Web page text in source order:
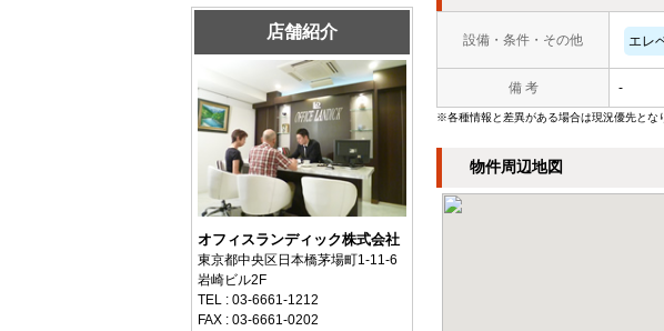
設備・条件・その他 エレ
備 考 -
※各種情報と差異がある場合は現況優先とな
物件周辺地図
店舗紹介
オフィスランディック株式会社
東京都中央区日本橋茅場町1-11-6
岩崎ビル2F
TEL : 03-6661-1212
FAX : 03-6661-0202